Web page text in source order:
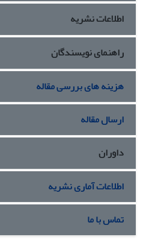
اطلاعات نشریه
راهنمای نویسندگان
هزینه های بررسی مقاله
ارسال مقاله
داوران
اطلاعات آماری نشریه
تماس با ما